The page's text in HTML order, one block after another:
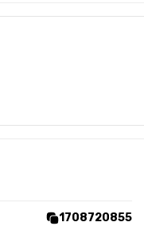
1708720855